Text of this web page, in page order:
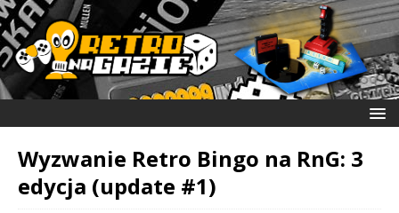
Wyzwanie Retro Bingo na RnG: 3
edycja (update #1)